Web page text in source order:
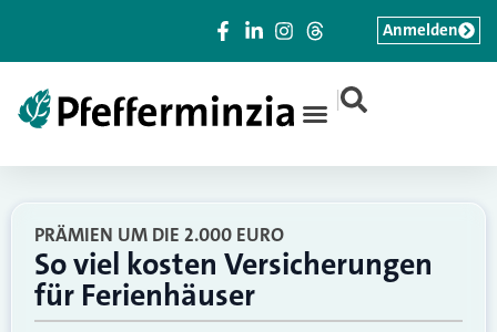
|
Anmelden
PRÄMIEN UM DIE 2.000 EURO
So viel kosten Versicherungen
für Ferienhäuser